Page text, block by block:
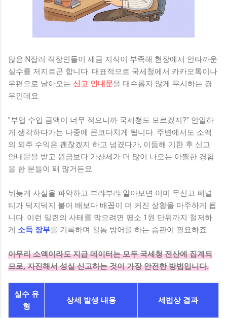
많은 N잡러 직장인들이 세금 지식이 부족해 현장에서 안타까운
실수를 저지르곤 합니다. 대표적으로 국세청에서 카카오톡이나
우편으로 날아오는 신고 안내문을 대수롭지 않게 무시하는 경
우인데요.
"부업 수입 금액이 너무 적으니까 국세청도 모르겠지?" 안일하
게 생각하다가는 나중에 큰코다치게 됩니다. 주변에서도 소액
의 외주 수익은 괜찮겠지 하고 넘겼다가, 이듬해 기한 후 신고
안내문을 받고 원금보다 가산세가 더 많이 나오는 아찔한 경험
을 한 분들이 꽤 많거든요.
뒤늦게 사실을 파악하고 부랴부랴 알아보면 이미 무신고 페널
티가 덕지덕지 붙어 배보다 배꼽이 더 커진 상황을 마주하게 됩
니다. 이런 일련의 사태를 막으려면 평소 1원 단위까지 철저하
게 소득 장부를 기록하며 철통 방어를 하는 습관이 필요하죠.
아무리 소액이라도 지급 데이터는 모두 국세청 전산에 집계되
므로, 자진해서 성실 신고하는 것이 가장 안전한 방법입니다.
실수 유
형
상세 발생 내용 세법상 결과